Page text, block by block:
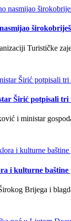
Turističke
Širić potpisali
i ministar
i kulturne
Brijega i